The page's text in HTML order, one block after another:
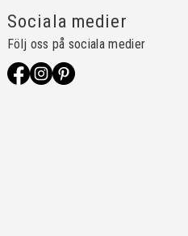
Sociala medier
Följ oss på sociala medier